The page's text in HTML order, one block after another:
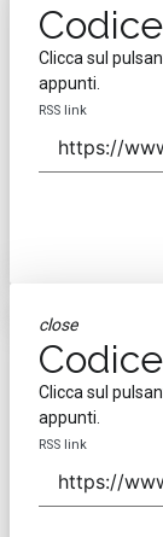
Clicca sul
appunti.
RSS link
close
Clicca sul
appunti.
RSS link